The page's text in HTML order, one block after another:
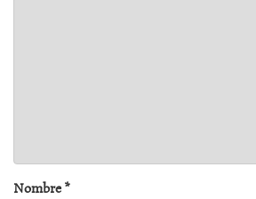
Nombre*